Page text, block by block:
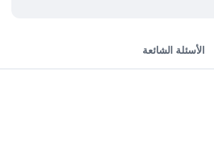
الأسئلة الشائعة